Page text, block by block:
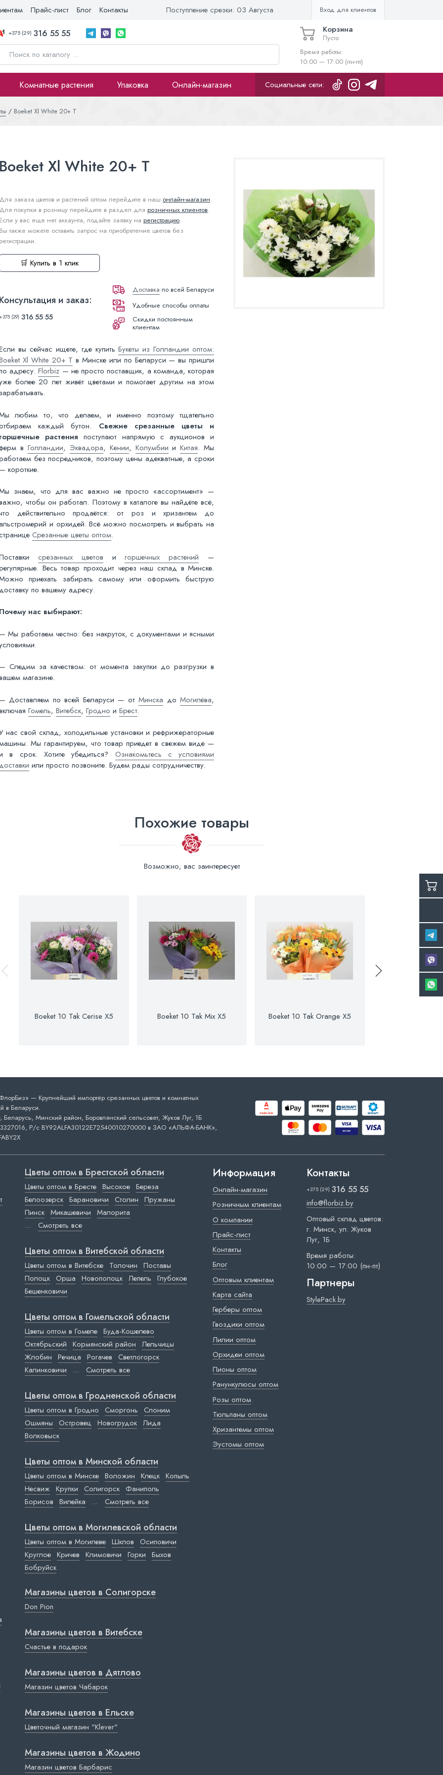
Прайс-лист Блог Контакты Поступление срезки: 03 Августа Вход для клиентов
+375 (29) 316 55 55 Корзина
Пусто
Время работы:
10:00 — 17:00 (пн-пт)
Комнатные растения Упаковка Онлайн-магазин Социальные сети:
Boeket Xl White 20+ T
Boeket Xl White 20+ T
Для заказа цветов и растений оптом перейдите в наш онлайн-магазин.
Для покупки в розницу перейдите в раздел для розничных клиентов.
Если у вас еще нет аккаунта, подайте заявку на регистрацию.
Вы также можете оставить запрос на приобретение цветов без
регистрации.
🛒 Купить в 1 клик
Консультация и заказ:
+375 (29) 316 55 55
Доставка по всей Беларуси
Удобные способы оплаты
Скидки постоянным
клиентам
вы сейчас ищете, где купитьБукеты из Голландии оптом:
Xl White 20+ T в Минске или по Беларуси — вы пришли
адресу.Florbiz — не просто поставщик, а команда, которая
более 20 лет живёт цветами и помогает другим на этом
зарабатывать.
любим то, что делаем, и именно поэтому тщательно
каждый бутон. Свежие срезанные цветы и
горшечные растения поступают напрямую с аукционов и
в Голландии, Эквадора, Кении, Колумбии иКитая. Мы
без посредников, поэтому цены адекватные, а сроки
— короткие.
знаем, что для вас важно не просто «ассортимент» —
чтобы он работал. Поэтому в каталоге вы найдёте всё,
действительно продаётся: от роз и хризантем до
и орхидей. Всё можно посмотреть и выбрать на
Срезанные цветы оптом.
срезанных цветов игоршечных растений —
Весь товар проходит через наш склад в Минске.
приехать забирать самому или оформить быструю
по вашему адресу.
Почему нас выбирают:
— Мы работаем честно: без накруток, с документами и ясными
— Следим за качеством: от момента закупки до разгрузки в
магазине.
— Доставляем по всей Беларуси — отМинска доМогилёва,
Гомель, Витебск, Гродно и Брест.
нас свой склад, холодильные установки и рефрижераторные
Мы гарантируем, что товар приедет в свежем виде —
в срок. Хотите убедиться? Ознакомьтесь с условиями
или просто позвоните. Будем рады сотрудничеству.
Похожие товары
Возможно, вас заинтересует
Boeket 10 Tak Cerise X5 Boeket 10 Tak Mix X5 Boeket 10 Tak Orange X5
— Крупнейший импортёр срезанных цветов и комнатных
в Беларуси.
Минский район, Боровлянский сельсовет, Жуков Луг, 1Б
Р/с BY92ALFA30122E72540010270000 в ЗАО «АЛЬФА-БАНК»,
Цветы оптом в Брестской области
Цветы оптом в Бресте Высокое Береза
Белоозерск Барановичи Столин Пружаны
Пинск Микашевичи Малорита
... Смотреть все
Цветы оптом в Витебской области
Цветы оптом в Витебске Толочин Поставы
Полоцк Орша Новополоцк Лепель Глубокое
Бешенковичи
Цветы оптом в Гомельской области
Цветы оптом в Гомеле Буда-Кошелево
Октябрьский Кормянский район Лельчицы
Жлобин Речица Рогачев Светлогорск
Калинковичи
... Смотреть все
Цветы оптом в Гродненской области
Цветы оптом в Гродно Сморгонь Слоним
Ошмяны Островец Новогрудок Лида
Волковыск
Цветы оптом в Минской области
Цветы оптом в Минске Воложин Клецк Копыль
Несвиж Крупки Солигорск Фаниполь
Борисов Вилейка ... Смотреть все
Цветы оптом в Могилевской области
Цветы оптом в Могилеве Шклов Осиповичи
Круглое Кричев Климовичи Горки Быхов
Бобруйск
Магазины цветов в Cолигорске
Don Pion
Магазины цветов в Витебске
Счастье в подарок
Магазины цветов в Дятлово
Магазин цветов Чабарок
Магазины цветов в Ельске
Цветочный магазин "Klever"
Магазины цветов в Жодино
Магазин цветов Барбарис
Информация
Онлайн-магазин
Розничным клиентам
О компании
Прайс-лист
Контакты
Блог
Оптовым клиентам
Карта сайта
Герберы оптом
Гвоздики оптом
Лилии оптом
Орхидеи оптом
Пионы оптом
Ранункулюсы оптом
Розы оптом
Тюльпаны оптом
Хризантемы оптом
Эустомы оптом
Контакты
+375 (29) 316 55 55
info@florbiz.by
Оптовый склад цветов:
г. Минск, ул. Жуков
Луг, 1Б
Время работы:
10:00 — 17:00 (пн-пт)
Партнеры
StylePack.by